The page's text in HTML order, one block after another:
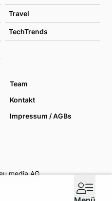
Travel
TechTrends
Team
Kontakt
Impressum / AGBs
media AG